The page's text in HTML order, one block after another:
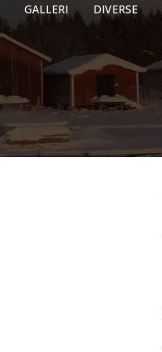
GALLERI DIVERSE